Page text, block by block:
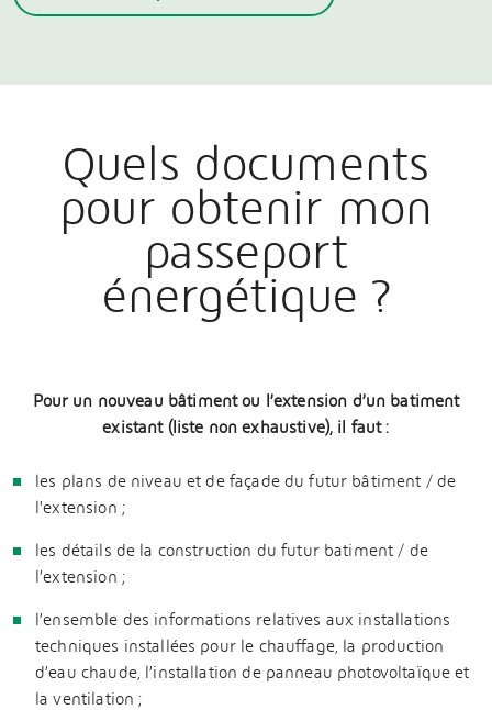
Quels documents
pour obtenir mon
passeport
énergétique ?
Pour un nouveau bâtiment ou l’extension d’un batiment
existant (liste non exhaustive), il faut :
les plans de niveau et de façade du futur bâtiment / de
l'extension ;
les détails de la construction du futur batiment / de
l’extension ;
l’ensemble des informations relatives aux installations
techniques installées pour le chauffage, la production
d’eau chaude, l’installation de panneau photovoltaïque et
la ventilation ;